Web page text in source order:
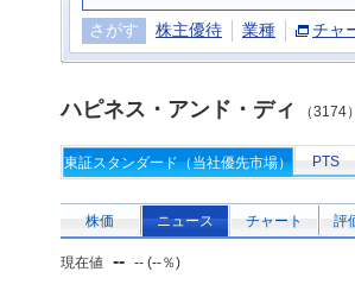
さがす 株主優待 業種 チャ
ハピネス・アンド・ディ （3174
東証スタンダード（当社優先市場） PTS
株価 ニュース チャート 評
現在値 -- -- (--％)